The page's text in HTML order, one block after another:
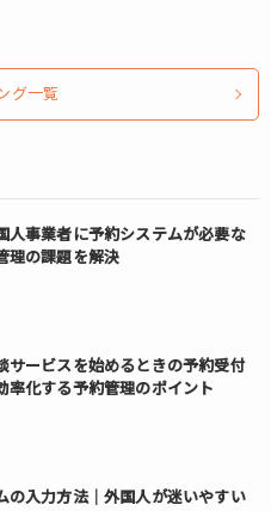
グ一覧
人事業者に予約システムが必要な
理の課題を解決
サービスを始めるときの予約受付
率化する予約管理のポイント
の入力方法｜外国人が迷いやすい